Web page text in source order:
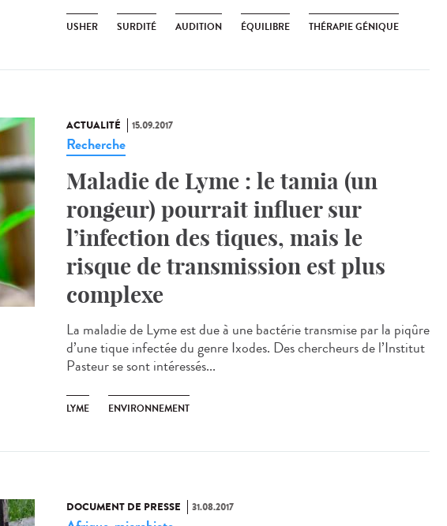
USHER SURDITÉ AUDITION ÉQUILIBRE THÉRAPIE GÉNIQUE
ACTUALITÉ 15.09.2017
Recherche
Maladie de Lyme : le tamia (un
rongeur) pourrait influer sur
l’infection des tiques, mais le
risque de transmission est plus
complexe
La maladie de Lyme est due à une bactérie transmise par la piqûre
d’une tique infectée du genre Ixodes. Des chercheurs de l’Institut
Pasteur se sont intéressés...
LYME ENVIRONNEMENT
DOCUMENT DE PRESSE 31.08.2017